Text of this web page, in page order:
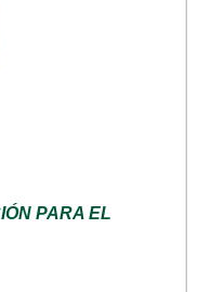
PARA EL